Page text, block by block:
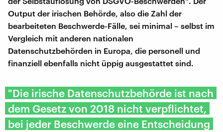
Output der irischen Behörde, also die Zahl der
bearbeiteten Beschwerde-Fälle, sei minimal – selbst im
Vergleich mit anderen nationalen
Datenschutzbehörden in Europa, die personell und
finanziell ebenfalls nicht üppig ausgestattet sind.
"Die irische Datenschutzbehörde ist nach
dem Gesetz von 2018 nicht verpflichtet,
bei jeder Beschwerde eine Entscheidung